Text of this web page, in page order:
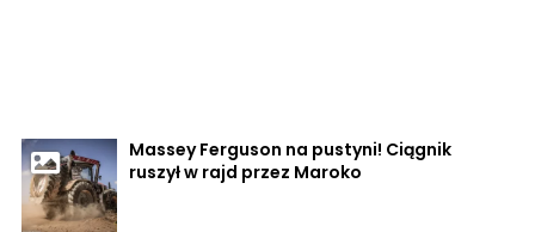
Massey Ferguson na pustyni! Ciągnik
ruszył w rajd przez Maroko